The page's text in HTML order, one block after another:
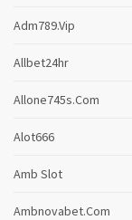
Adm789.vip
Allbet24hr
Allone745s.com
Alot666
Amb Slot
Ambnovabet.com